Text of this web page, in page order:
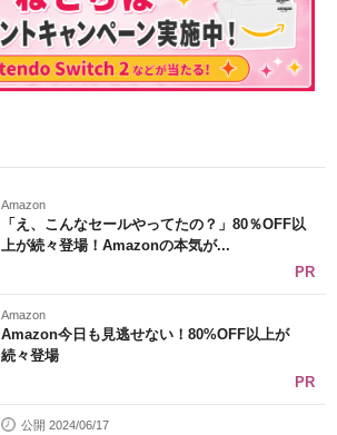
Amazon
「え、こんなセールやってたの？」80％OFF以
上が続々登場！Amazonの本気が...
PR
Amazon
Amazon今日も見逃せない！80%OFF以上が
続々登場
PR
公開 2024/06/17